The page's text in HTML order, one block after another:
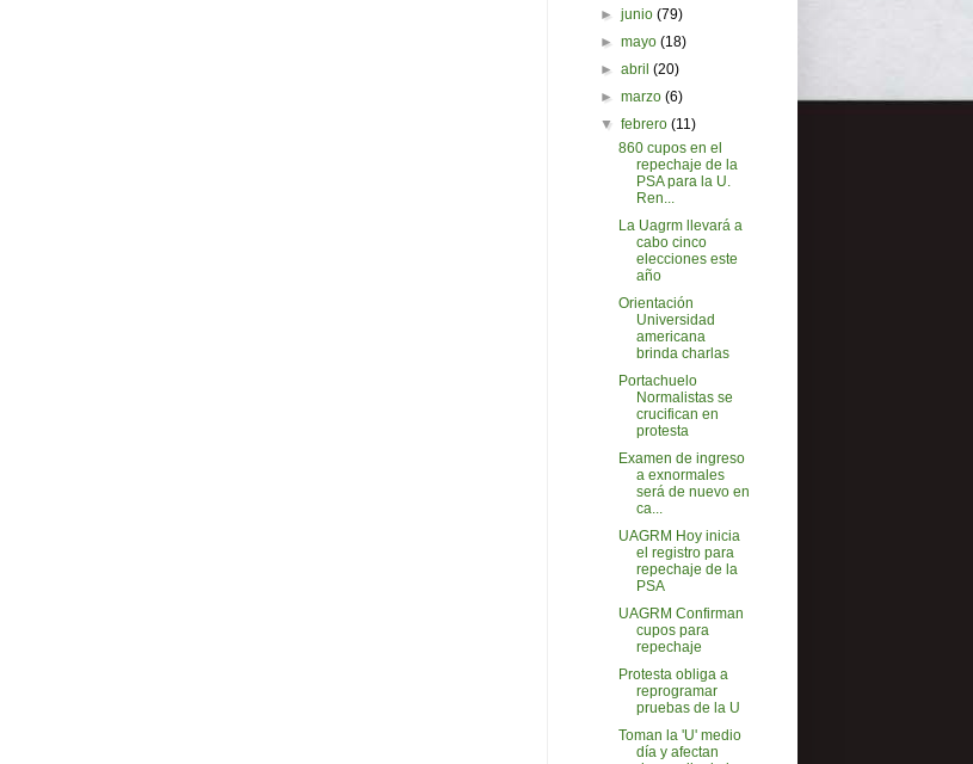
►junio(79)
►mayo(18)
►abril(20)
►marzo(6)
▼febrero(11)
860 cupos en el
repechaje de la
PSA para la U.
Ren...
La Uagrm llevará a
cabo cinco
elecciones este
año
Orientación
Universidad
americana
brinda charlas
Portachuelo
Normalistas se
crucifican en
protesta
Examen de ingreso
a exnormales
será de nuevo en
ca...
UAGRM Hoy inicia
el registro para
repechaje de la
PSA
UAGRM Confirman
cupos para
repechaje
Protesta obliga a
reprogramar
pruebas de la U
Toman la 'U' medio
día y afectan